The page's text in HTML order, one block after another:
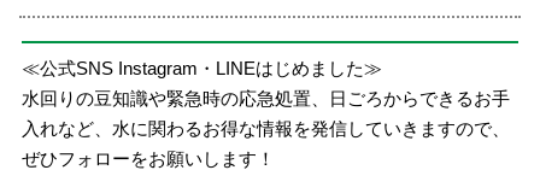
≪公式SNS Instagram・LINEはじめました≫
水回りの豆知識や緊急時の応急処置、日ごろからできるお手
入れなど、水に関わるお得な情報を発信していきますので、
ぜひフォローをお願いします！